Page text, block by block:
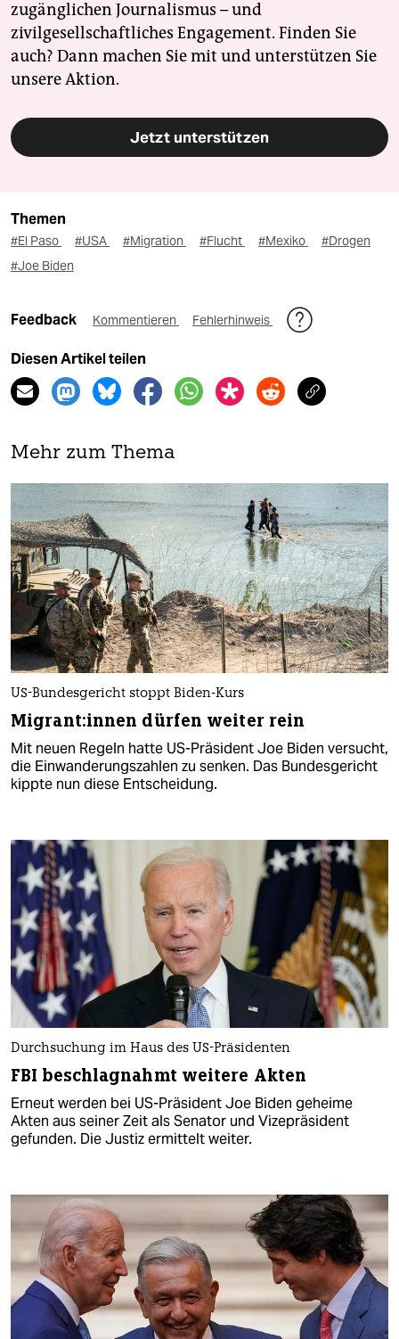
zugänglichen Journalismus – und
zivilgesellschaftliches Engagement. Finden Sie
auch? Dann machen Sie mit und unterstützen Sie
unsere Aktion.
Jetzt unterstützen
Themen
#El Paso #USA #Migration #Flucht #Mexiko
#Drogen
#Joe Biden
Feedback Kommentieren Fehlerhinweis
Diesen Artikel teilen
Mehr zum Thema
US-Bundesgericht stoppt Biden-Kurs
Mi­gran­t:in­nen dürfen weiter rein
Mit neuen Regeln hatte US-Präsident Joe Biden versucht,
die Einwanderungszahlen zu senken. Das Bundesgericht
kippte nun diese Entscheidung.
Durchsuchung im Haus des US-Präsidenten
FBI beschlagnahmt weitere Akten
Erneut werden bei US-Präsident Joe Biden geheime
Akten aus seiner Zeit als Senator und Vizepräsident
gefunden. Die Justiz ermittelt weiter.